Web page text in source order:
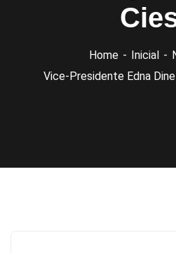
Home Inicial
Vice-Presidente Edna